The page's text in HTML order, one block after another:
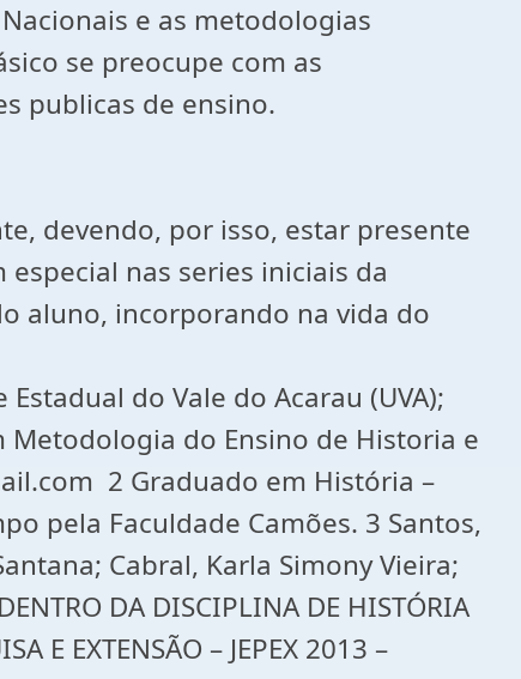
e as metodologias
se preocupe com as
publicas de ensino.
devendo, por isso, estar presente
nas series iniciais da
aluno, incorporando na vida do
Vale do Acarau (UVA);
Metodologia do Ensino de Historia e
2 Graduado em História –
pela Faculdade Camões. 3 Santos,
Cabral, Karla Simony Vieira;
DA DISCIPLINA DE HISTÓRIA
E EXTENSÃO – JEPEX 2013 –